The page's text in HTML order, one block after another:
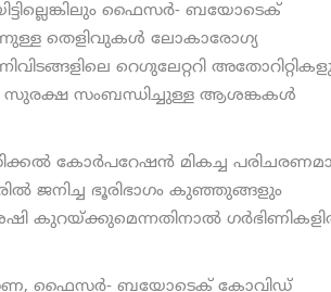
ഫൈസര്‍- ബയോടെക്
തെളിവുകള്‍ ലോകാരോഗ്യ
റെഗുലേറ്ററി
സുരക്ഷ സംബന്ധിച്ചുള്ള ആശങ്കകള്‍
കോര്‍പറേഷന്‍ മികച്ച
ജനിച്ച ഭൂരിഭാഗം കുഞ്ഞുങ്ങളും
കുറയ്ക്കുമെന്നതിനാല്‍
ഫൈസര്‍- ബയോടെക് കോവിഡ്